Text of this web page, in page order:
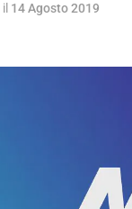
il 14 Agosto 2019